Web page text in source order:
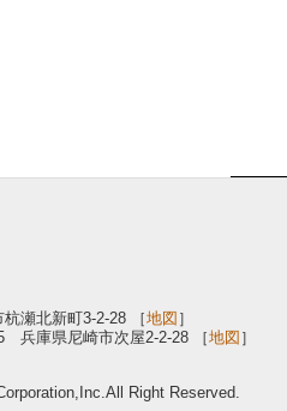
瀬北新町3-2-28 ［地図 ］
兵庫県尼崎市次屋2-2-28 ［地図 ］
Right Reserved.